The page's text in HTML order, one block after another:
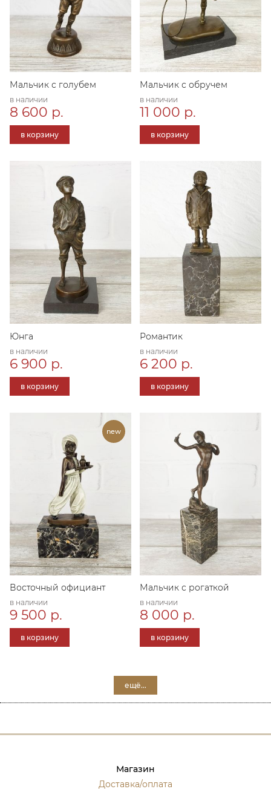
Мальчик с голубем
в наличии
8 600 р.
в корзину
Мальчик с обручем
в наличии
11 000 р.
в корзину
Юнга
в наличии
6 900 р.
в корзину
Романтик
в наличии
6 200 р.
в корзину
Восточный официант
в наличии
9 500 р.
в корзину
Мальчик с рогаткой
в наличии
8 000 р.
в корзину
ещё...
Магазин
Доставка/оплата